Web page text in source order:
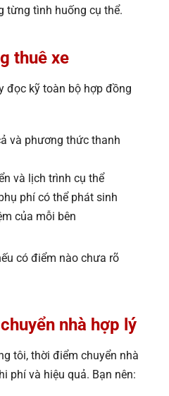
từng tình huống cụ thể.
thuê xe
đọc kỹ toàn bộ hợp đồng
và phương thức thanh
và lịch trình cụ thể
phí có thể phát sinh
của mỗi bên
có điểm nào chưa rõ
nhà hợp lý
tôi, thời điểm chuyển nhà
phí và hiệu quả. Bạn nên: